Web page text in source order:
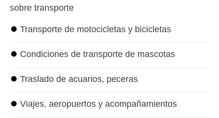
sobre transporte
⏺ Transporte de motocicletas y bicicletas
⏺ Condiciones de transporte de mascotas
⏺ Traslado de acuarios, peceras
⏺ Viajes, aeropuertos y acompañamientos